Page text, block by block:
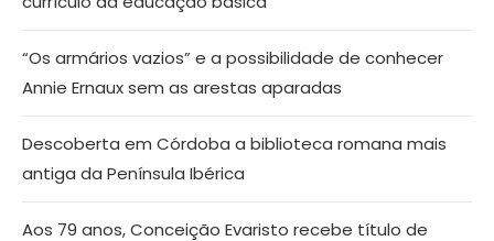
“Os armários vazios” e a possibilidade de conhecer
Annie Ernaux sem as arestas aparadas
Descoberta em Córdoba a biblioteca romana mais
antiga da Península Ibérica
Aos 79 anos, Conceição Evaristo recebe título de